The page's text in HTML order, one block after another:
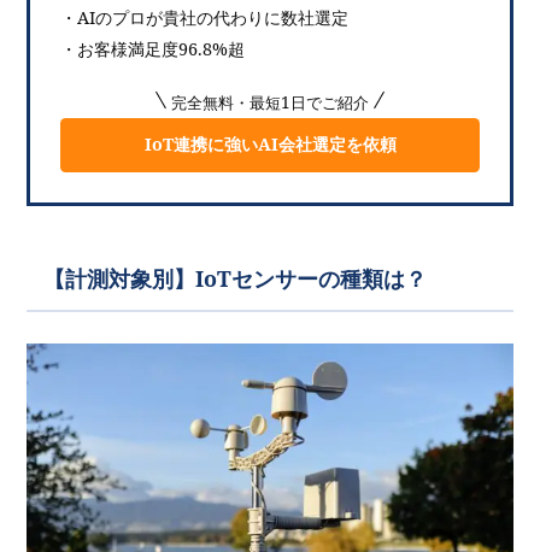
・AIのプロが貴社の代わりに数社選定
・お客様満足度96.8%超
完全無料・最短1日でご紹介
IoT連携に強いAI会社選定を依頼
【計測対象別】IoTセンサーの種類は？